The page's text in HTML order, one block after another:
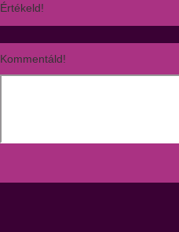
Értékeld!
Kommentáld!